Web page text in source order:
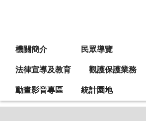
機關簡介 民眾導覽
法律宣導及教育 觀護保護業務
動畫影音專區 統計園地
:::